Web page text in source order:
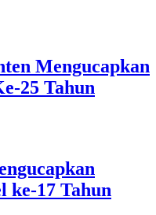
Mengucapkan
25 Tahun
ke-17 Tahun